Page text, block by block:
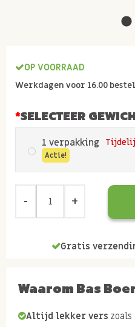
OP VOORRAAD
Werkdagen voor 16.00
SELECTEER
1 verpakking
Actie!
Gratis
Waarom Bas
Altijd lekker vers